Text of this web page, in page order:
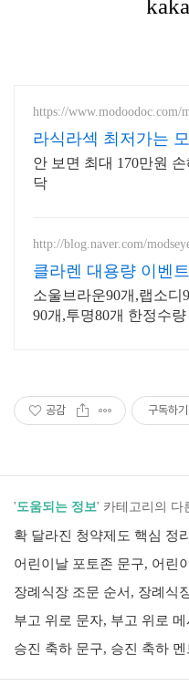
https://www.modoodoc.com/
라식라섹 최저가는
안 보면 최대 170만원
닥
http://blog.naver.com/
클라렌 대용량 이벤
소울브라운90개,랩소디
90개,투명80개 한정수량
공감 구독하기
'도움되는 정보' 카테고리의 다